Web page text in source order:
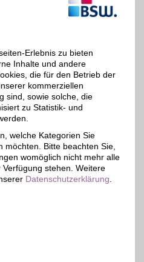
Auf Karte anzeigen
Schröder
Lindenhorster Str. 97 ,
44147
Dortmund
Auf Karte anzeigen
Zum Partnerprofil
Beyer GmbH
Erlebnis zu bieten
Inhalte und andere
die für den Betrieb der
kommerziellen
sind, sowie solche, die
zu Statistik- und
welche Kategorien Sie
möchten. Bitte beachten Sie,
womöglich nicht mehr alle
stehen. Weitere
Datenschutzerklärung